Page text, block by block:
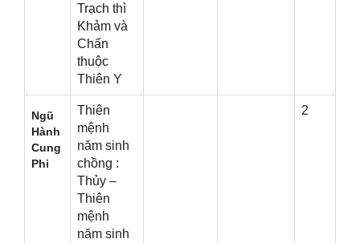
Trạch thì
Khảm và
Chấn
thuộc
Thiên Y
Ngũ
Hành
Cunɡ
Phi
Thiên
mệnh
năm ѕinh
chồnɡ :
Thủy –
Thiên
mệnh
năm ѕinh
2